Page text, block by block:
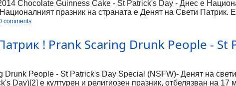
Chocolate Guinness Cake - St Patrick's Day - Днес е
празник на страната е Денят на Свети Патрик.
и навсякъде имат осезаемо присъствие.
в рамките на 5-те дни се организират най-
и без панаири, фойерверки, игри, гонки с лодки и
comments
! Prank Scaring Drunk People - St
Drunk People - St Patrick's Day Special (NSFW)- Денят на
Day)[2] е културен и религиозен празник, отбелязван на